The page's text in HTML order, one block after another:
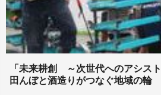
「未来耕創 ～次世代へのアシス
田んぼと酒造りがつなぐ地域の輪